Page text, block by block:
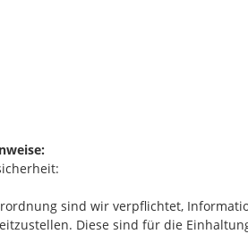
sind wir verpflichtet,
Diese sind für die